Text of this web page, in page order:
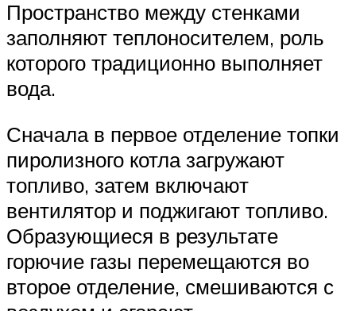
Пространство между стенками
заполняют теплоносителем, роль
которого традиционно выполняет
вода.
Сначала в первое отделение топки
пиролизного котла загружают
топливо, затем включают
вентилятор и поджигают топливо.
Образующиеся в результате
горючие газы перемещаются во
второе отделение, смешиваются с